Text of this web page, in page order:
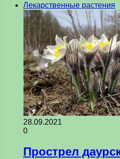
Лекарственные растения
28.09.2021
0
Прострел